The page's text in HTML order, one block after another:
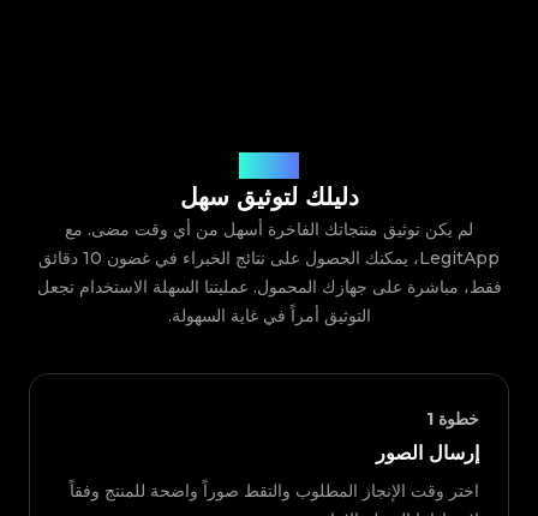
دليلك لتوثيق سهل
لم يكن توثيق منتجاتك الفاخرة أسهل من أي وقت مضى. مع
LegitApp، يمكنك الحصول على نتائج الخبراء في غضون 10 دقائق
فقط، مباشرة على جهازك المحمول. عمليتنا السهلة الاستخدام تجعل
التوثيق أمراً في غاية السهولة.
خطوة 1
إرسال الصور
اختر وقت الإنجاز المطلوب والتقط صوراً واضحة للمنتج وفقاً